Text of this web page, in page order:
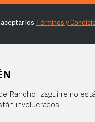
los Términos y
Rancho Izaguirre no está
involucrados